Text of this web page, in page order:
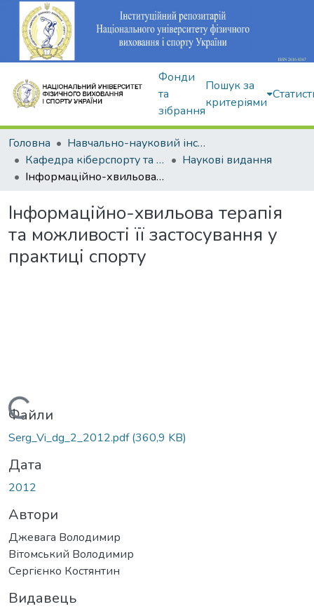
Фонди
та
зібрання
Пошук за
критеріями
Головна
Навчально-науковий інститут здоров'я, реабілітації та фізичного виховання
Кафедра кіберспорту та інформаційних технологій
Наукові видання
Інформаційно-хвильова терапія та можливості її застосування у практиці спорту
Інформаційно-хвильова терапія
та можливості її застосування у
практиці спорту
Вантажиться...
Файли
Serg_Vi_dg_2_2012.pdf(360,9 KB)
Дата
2012
Автори
Джевага Володимир
Вітомський Володимир
Сергієнко Костянтин
Видавець